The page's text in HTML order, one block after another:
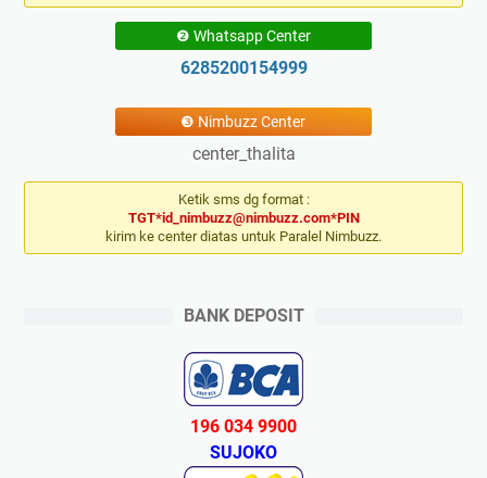
❷ Whatsapp Center
6285200154999
❸ Nimbuzz Center
center_thalita
Ketik sms dg format :
TGT*id_nimbuzz@nimbuzz.com*PIN
kirim ke center diatas untuk Paralel Nimbuzz.
BANK DEPOSIT
196 034 9900
SUJOKO